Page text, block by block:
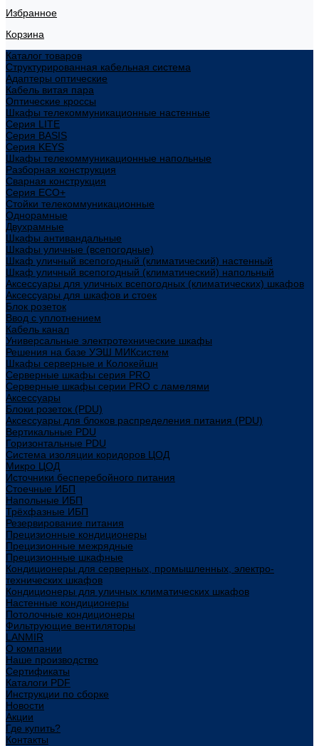
Избранное
Корзина
Каталог товаров
Структурированная кабельная система
Адаптеры оптические
Кабель витая пара
Оптические кроссы
Шкафы телекоммуникационные настенные
Cерия LITE
Cерия BASIS
Cерия KEYS
Шкафы телекоммуникационные напольные
Разборная конструкция
Сварная конструкция
Серия ECO+
Стойки телекоммуникационные
Однорамные
Двухрамные
Шкафы антивандальные
Шкафы уличные (всепогодные)
Шкаф уличный всепогодный (климатический) настенный
Шкаф уличный всепогодный (климатический) напольный
Аксессуары для уличных всепогодных (климатических) шкафов
Аксессуары для шкафов и стоек
Блок розеток
Ввод с уплотнением
Кабель канал
Универсальные электротехнические шкафы
Решения на базе УЭШ МИКсистем
Шкафы серверные и Колокейшн
Серверные шкафы серия PRO
Серверные шкафы серии PRO с ламелями
Аксессуары
Блоки розеток (PDU)
Аксессуары для блоков распределения питания (PDU)
Вертикальные PDU
Горизонтальные PDU
Система изоляции коридоров ЦОД
Микро ЦОД
Источники бесперебойного питания
Стоечные ИБП
Напольные ИБП
Трёхфазные ИБП
Резервирование питания
Прецизионные кондиционеры
Прецизионные межрядные
Прецизионные шкафные
Кондиционеры для серверных, промышленных, электро-
технических шкафов
Кондиционеры для уличных климатических шкафов
Настенные кондиционеры
Потолочные кондиционеры
Фильтрующие вентиляторы
LANMIR
О компании
Наше производство
Сертификаты
Каталоги PDF
Инструкции по сборке
Новости
Акции
Где купить?
Контакты